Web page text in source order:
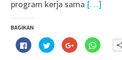
program kerja sama […]
BAGIKAN
Klik
untuk
membagikan
Klik
untuk
berbagi
Klik
untuk
berbagi
Klik
untuk